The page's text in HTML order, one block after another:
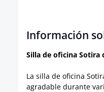
Información
Silla de oficina Sotira
La silla de oficina
agradable durante